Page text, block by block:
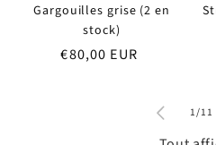
Gargouilles grise (2 en
stock)
Prix
€80,00 EUR
1/de
11